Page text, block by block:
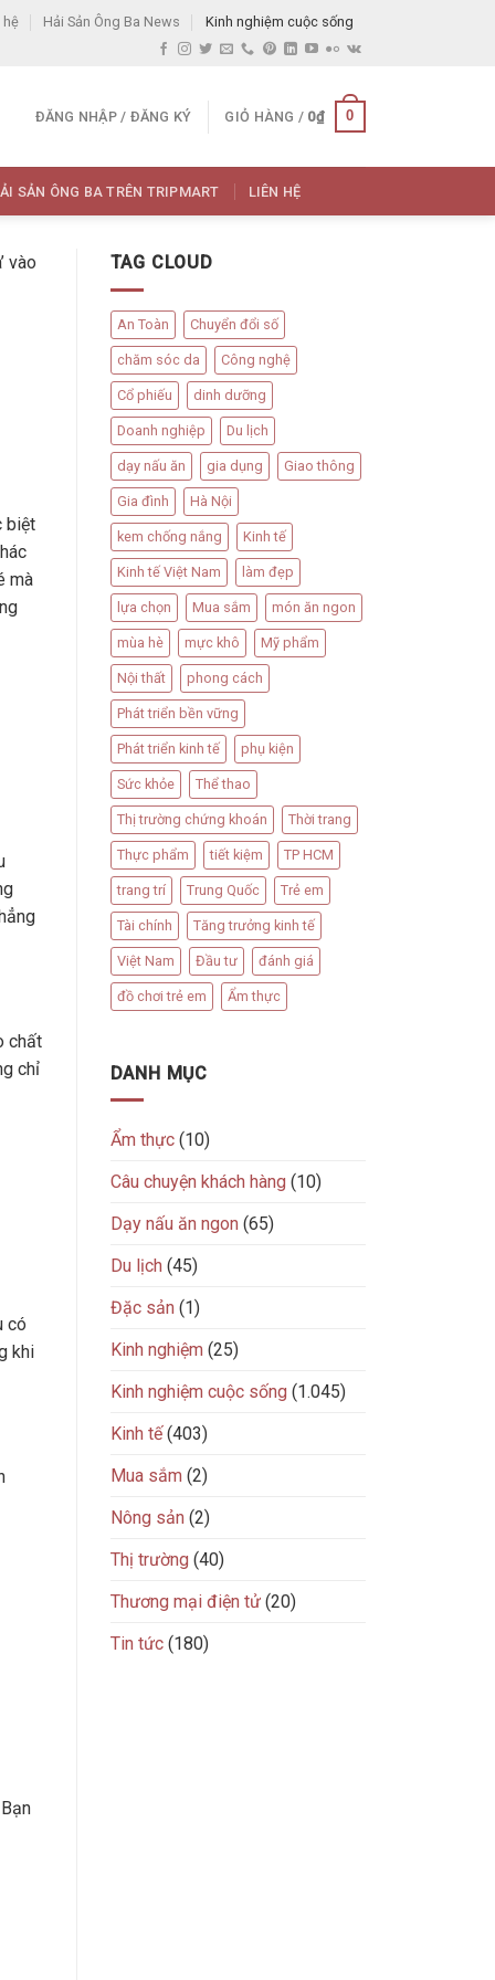
hệ Hải Sản Ông Ba News Kinh nghiệm cuộc sống
ĐĂNG NHẬP / ĐĂNG KÝ GIỎ HÀNG / 0₫ 0
SẢN ÔNG BA TRÊN TRIPMART LIÊN HỆ
vào
biệt
mà
chất
chỉ
có
khi
TAG CLOUD
An Toàn Chuyển đổi số
chăm sóc da Công nghệ
Cổ phiếu dinh dưỡng
Doanh nghiệp Du lịch
dạy nấu ăn gia dụng Giao thông
Gia đình Hà Nội
kem chống nắng Kinh tế
Kinh tế Việt Nam làm đẹp
lựa chọn Mua sắm món ăn ngon
mùa hè mực khô Mỹ phẩm
Nội thất phong cách
Phát triển bền vững
Phát triển kinh tế phụ kiện
Sức khỏe Thể thao
Thị trường chứng khoán Thời trang
Thực phẩm tiết kiệm TP HCM
trang trí Trung Quốc Trẻ em
Tài chính Tăng trưởng kinh tế
Việt Nam Đầu tư đánh giá
đồ chơi trẻ em Ẩm thực
DANH MỤC
Ẩm thực(10)
Câu chuyện khách hàng (10)
Dạy nấu ăn ngon (65)
Du lịch (45)
Đặc sản (1)
Kinh nghiệm (25)
Kinh nghiệm cuộc sống (1.045)
Kinh tế(403)
Mua sắm (2)
Nông sản (2)
Thị trường (40)
Thương mại điện tử(20)
Tin tức(180)